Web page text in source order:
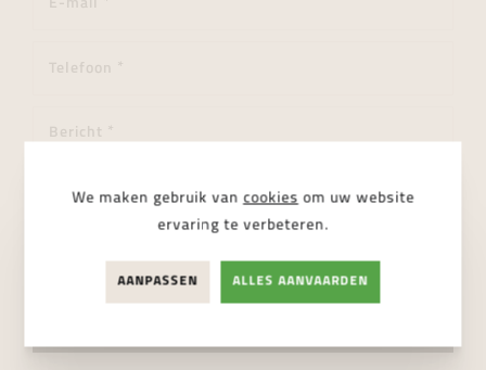
Ik ga akkoord met de privacy regelgeving
We maken gebruik van cookies om uw website
ervaring te verbeteren.
AANPASSEN ALLES AANVAARDEN